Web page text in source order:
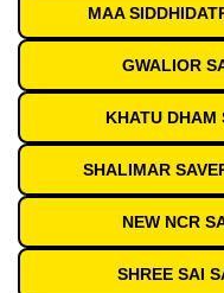
MAA
GWALIOR
KHATU DHAM
SHALIMAR
NEW NCR
SHREE SAI